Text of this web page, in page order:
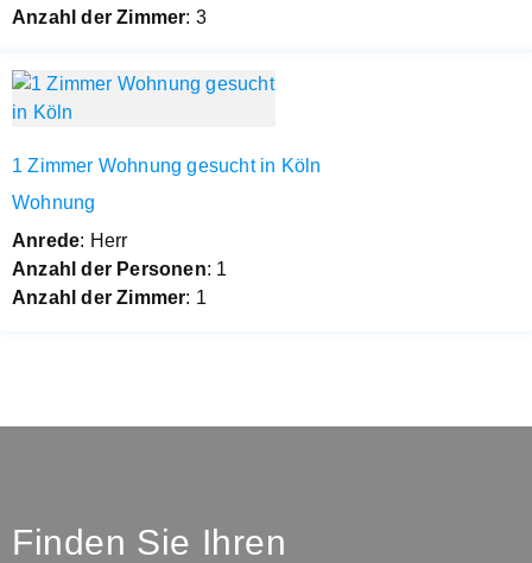
Anzahl der Zimmer: 3
1 Zimmer Wohnung gesucht in Köln
Wohnung
Anrede: Herr
Anzahl der Personen: 1
Anzahl der Zimmer: 1
Finden Sie Ihren